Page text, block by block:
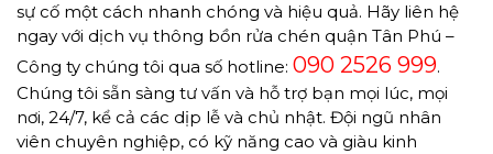
sự cố một cách nhanh chóng và hiệu quả. Hãy liên hệ
ngay với dịch vụ thông bồn rửa chén quận Tân Phú –
Công ty chúng tôi qua số hotline: 090 2526 999.
Chúng tôi sẵn sàng tư vấn và hỗ trợ bạn mọi lúc, mọi
nơi, 24/7, kể cả các dịp lễ và chủ nhật. Đội ngũ nhân
viên chuyên nghiệp, có kỹ năng cao và giàu kinh